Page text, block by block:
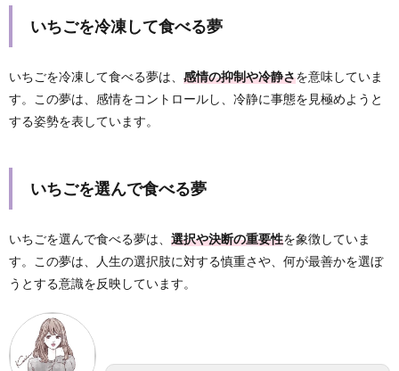
いちごを冷凍して食べる夢
いちごを冷凍して食べる夢は、 感情の抑制や冷静さを意味していま
す。この夢は、感情をコントロールし、冷静に事態を見極めようと
する姿勢を表しています。
いちごを選んで食べる夢
いちごを選んで食べる夢は、 選択や決断の重要性を象徴していま
す。この夢は、人生の選択肢に対する慎重さや、何が最善かを選ぼ
うとする意識を反映しています。